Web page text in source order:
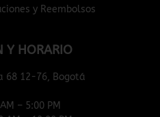
y Reembolsos
Y HORARIO
68 12-76, Bogotá
– 5:00 PM